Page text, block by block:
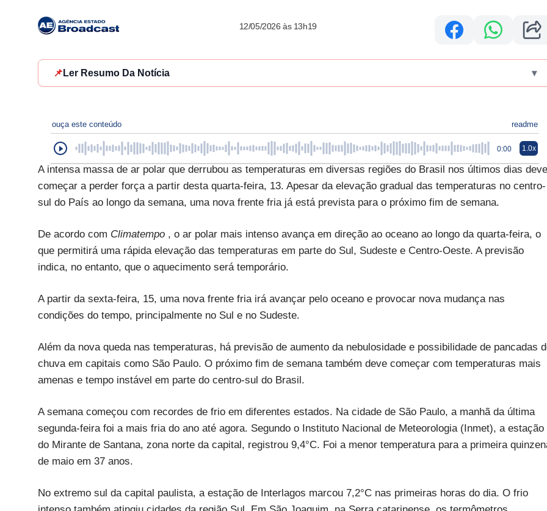
12/05/2026 às 13h19
📌 Ler Resumo Da Notícia ▾
ouça este conteúdo readme
0:00 1.0x
A intensa massa de ar polar que derrubou as temperaturas em diversas regiões do Brasil nos últimos dias deve
começar a perder força a partir desta quarta-feira, 13. Apesar da elevação gradual das temperaturas no centro-
sul do País ao longo da semana, uma nova frente fria já está prevista para o próximo fim de semana.
De acordo com Climatempo , o ar polar mais intenso avança em direção ao oceano ao longo da quarta-feira, o
que permitirá uma rápida elevação das temperaturas em parte do Sul, Sudeste e Centro-Oeste. A previsão
indica, no entanto, que o aquecimento será temporário.
A partir da sexta-feira, 15, uma nova frente fria irá avançar pelo oceano e provocar nova mudança nas
condições do tempo, principalmente no Sul e no Sudeste.
Além da nova queda nas temperaturas, há previsão de aumento da nebulosidade e possibilidade de pancadas
chuva em capitais como São Paulo. O próximo fim de semana também deve começar com temperaturas mais
amenas e tempo instável em parte do centro-sul do Brasil.
A semana começou com recordes de frio em diferentes estados. Na cidade de São Paulo, a manhã da última
segunda-feira foi a mais fria do ano até agora. Segundo o Instituto Nacional de Meteorologia (Inmet), a estação
do Mirante de Santana, zona norte da capital, registrou 9,4°C. Foi a menor temperatura para a primeira
de maio em 37 anos.
No extremo sul da capital paulista, a estação de Interlagos marcou 7,2°C nas primeiras horas do dia. O frio